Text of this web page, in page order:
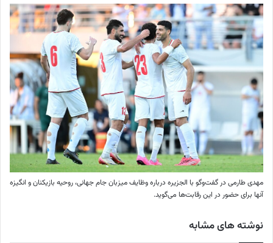
مهدی طارمی در گفت‌وگو با الجزیره درباره وظایف میزبان جام جهانی، روحیه بازیکنان و انگیزه
آنها برای حضور در این رقابت‌ها می‌گوید.
نوشته های مشابه